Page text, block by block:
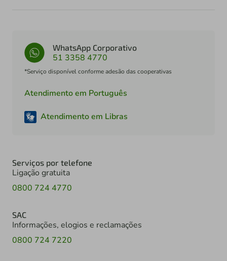
WhatsApp Corporativo
51 3358 4770
*Serviço disponível conforme adesão das cooperativas
Atendimento em Português
Atendimento em Libras
Serviços por telefone
Ligação gratuita
0800 724 4770
SAC
Informações, elogios e reclamações
0800 724 7220